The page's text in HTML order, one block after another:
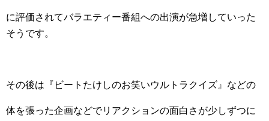
に評価されてバラエティー番組への出演が急増していった
そうです。
その後は『ビートたけしのお笑いウルトラクイズ』などの
体を張った企画などでリアクションの面白さが少しずつに